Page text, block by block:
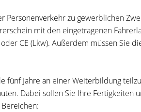
Personenverkehr zu gewerblichen
mit den eingetragenen
oder CE (Lkw). Außerdem müssen Sie
fünf Jahre an einer Weiterbildung
Dabei sollen Sie Ihre Fertigkeiten